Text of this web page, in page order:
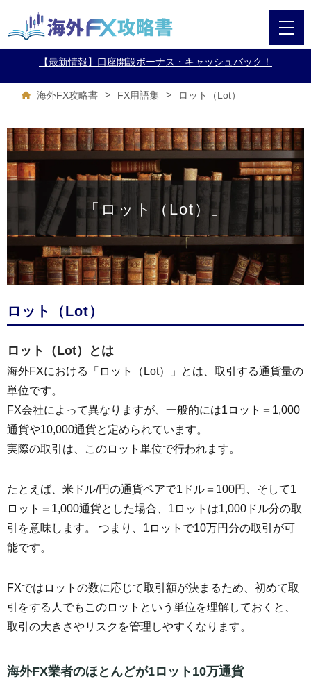
【最新情報】口座開設ボーナス・キャッシュバック！
海外FX攻略書 > FX用語集 > ロット（Lot）
「ロット（Lot）」
ロット（Lot）
ロット（Lot）とは
海外FXにおける「ロット（Lot）」とは、取引する通貨量の
単位です。
FX会社によって異なりますが、一般的には1ロット＝1,000
通貨や10,000通貨と定められています。
実際の取引は、このロット単位で行われます。
たとえば、米ドル/円の通貨ペアで1ドル＝100円、そして1
ロット＝1,000通貨とした場合、1ロットは1,000ドル分の取
引を意味します。 つまり、1ロットで10万円分の取引が可
能です。
FXではロットの数に応じて取引額が決まるため、初めて取
引をする人でもこのロットという単位を理解しておくと、
取引の大きさやリスクを管理しやすくなります。
海外FX業者のほとんどが1ロット10万通貨